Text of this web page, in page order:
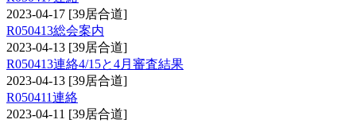
2023-04-17 [39居合道]
R050413総会案内
2023-04-13 [39居合道]
R050413連絡4/15と4月審査結果
2023-04-13 [39居合道]
R050411連絡
2023-04-11 [39居合道]